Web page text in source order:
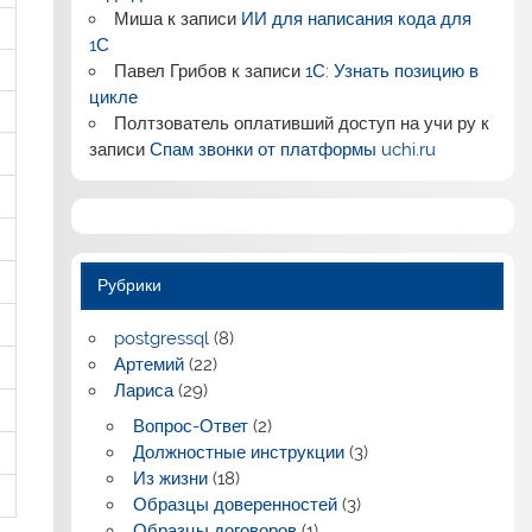
Мишак записи ИИ для написания кода для
1С
Павел Грибов к записи1С: Узнать позицию в
цикле
Полтзователь оплативший доступ на учи ру к
записиСпам звонки от платформы uchi.ru
Рубрики
postgressql (8)
Артемий (22)
Лариса(29)
Вопрос-Ответ(2)
Должностные инструкции(3)
Из жизни(18)
Образцы доверенностей(3)